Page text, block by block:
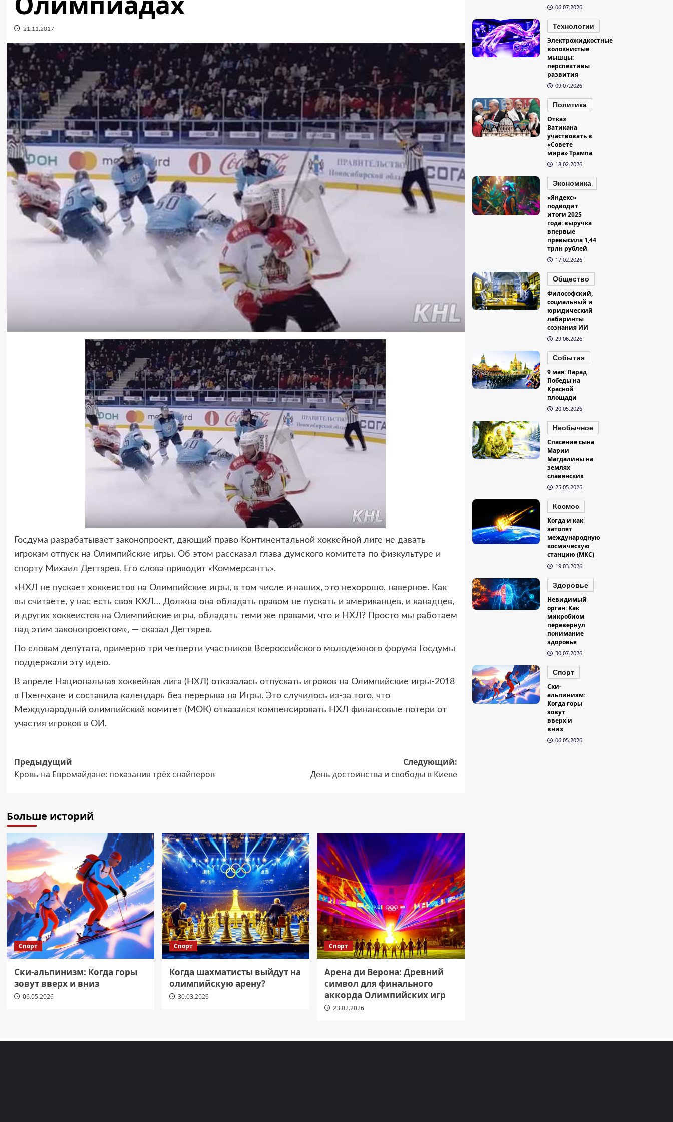
21.11.2017
Госдума разрабатывает законопроект, дающий право Континентальной хоккейной лиге не давать
игрокам отпуск на Олимпийские игры. Об этом рассказал глава думского комитета по физкультуре и
спорту Михаил Дегтярев. Его слова приводит «Коммерсантъ».
«НХЛ не пускает хоккеистов на Олимпийские игры, в том числе и наших, это нехорошо, наверное. Как
вы считаете, у нас есть своя КХЛ… Должна она обладать правом не пускать и американцев, и канадцев,
и других хоккеистов на Олимпийские игры, обладать теми же правами, что и НХЛ? Просто мы работаем
над этим законопроектом», — сказал Дегтярев.
По словам депутата, примерно три четверти участников Всероссийского молодежного форума Госдумы
поддержали эту идею.
В апреле Национальная хоккейная лига (НХЛ) отказалась отпускать игроков на Олимпийские игры-2018
в Пхенчхане и составила календарь без перерыва на Игры. Это случилось из-за того, что
Международный олимпийский комитет (МОК) отказался компенсировать НХЛ финансовые потери от
участия игроков в ОИ.
Навигация
записи
Предыдущий
Кровь на Евромайдане: показания трёх снайперов
Следующий:
День достоинства и свободы в Киеве
Больше историй
Спорт
Ски-альпинизм: Когда горы
зовут вверх и вниз
06.05.2026
Спорт
Когда шахматисты выйдут на
олимпийскую арену?
30.03.2026
Спорт
Арена ди Верона: Древний
символ для финального
аккорда Олимпийских игр
23.02.2026
06.07.2026
Технологии
Электрожидкостные
волокнистые
мышцы:
перспективы
развития
09.07.2026
Политика
Отказ
Ватикана
участвовать в
«Совете
мира» Трампа
18.02.2026
Экономика
«Яндекс»
подводит
итоги 2025
года: выручка
впервые
превысила 1,44
трлн рублей
17.02.2026
Общество
Философский,
социальный и
юридический
лабиринты
сознания ИИ
29.06.2026
События
9 мая: Парад
Победы на
Красной
площади
20.05.2026
Необычное
Спасение сына
Марии
Магдалины на
землях
славянских
25.05.2026
Космос
Когда и как
затопят
международную
космическую
станцию (МКС)
19.03.2026
Здоровье
Невидимый
орган: Как
микробиом
перевернул
понимание
здоровья
30.07.2026
Спорт
Ски-
альпинизм:
Когда горы
зовут
вверх и
вниз
06.05.2026